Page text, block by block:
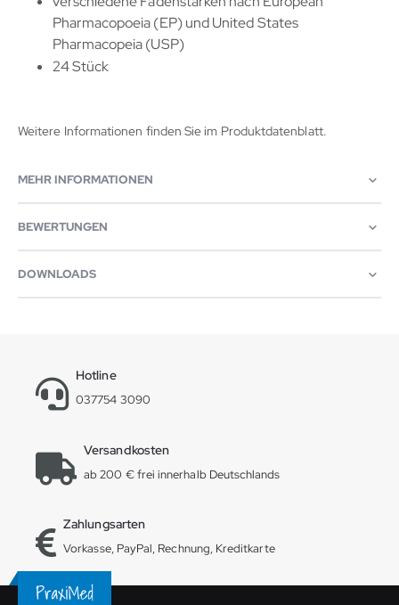
Pharmacopoeia (EP) und United States
Pharmacopeia (USP)
24 Stück
Weitere Informationen finden Sie im Produktdatenblatt.
MEHR INFORMATIONEN
BEWERTUNGEN
DOWNLOADS
Hotline
037754 3090
Versandkosten
ab 200 € frei innerhalb Deutschlands
Zahlungsarten
Vorkasse, PayPal, Rechnung, Kreditkarte